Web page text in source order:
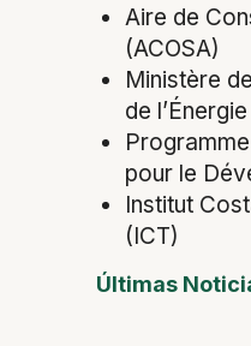
Aire de
(ACOSA)
Ministère
de
pour le
Institut
(ICT)
Últimas